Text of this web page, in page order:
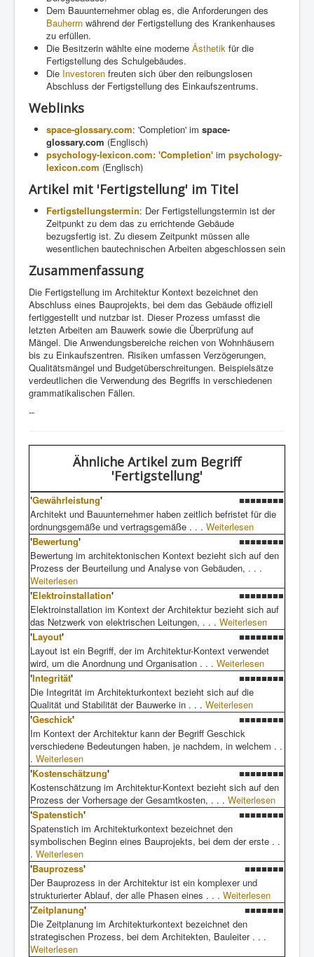
Dem Bauunternehmer oblag es, die Anforderungen des
Bauherrn während der Fertigstellung des Krankenhauses
zu erfüllen.
Die Besitzerin wählte eine moderne Ästhetik für die
Fertigstellung des Schulgebäudes.
Die Investoren freuten sich über den reibungslosen
Abschluss der Fertigstellung des Einkaufszentrums.
Weblinks
space-glossary.com: 'Completion' im space-
glossary.com (Englisch)
psychology-lexicon.com: 'Completion' im psychology-
lexicon.com (Englisch)
Artikel mit 'Fertigstellung' im Titel
Fertigstellungstermin: Der Fertigstellungstermin ist der
Zeitpunkt zu dem das zu errichtende Gebäude
bezugsfertig ist. Zu diesem Zeitpunkt müssen alle
wesentlichen bautechnischen Arbeiten abgeschlossen sein
Zusammenfassung
Die Fertigstellung im Architektur Kontext bezeichnet den
Abschluss eines Bauprojekts, bei dem das Gebäude offiziell
fertiggestellt und nutzbar ist. Dieser Prozess umfasst die
letzten Arbeiten am Bauwerk sowie die Überprüfung auf
Mängel. Die Anwendungsbereiche reichen von Wohnhäusern
bis zu Einkaufszentren. Risiken umfassen Verzögerungen,
Qualitätsmängel und Budgetüberschreitungen. Beispielsätze
verdeutlichen die Verwendung des Begriffs in verschiedenen
grammatikalischen Fällen.
--
Ähnliche Artikel zum Begriff
'Fertigstellung'
'Gewährleistung'
■■■■■■■■
Architekt und Bauunternehmer haben zeitlich befristet für die
ordnungsgemäße und vertragsgemäße . . . Weiterlesen
'Bewertung'
■■■■■■■■
Bewertung im architektonischen Kontext bezieht sich auf den
Prozess der Beurteilung und Analyse von Gebäuden, . . .
Weiterlesen
'Elektroinstallation'
■■■■■■■■
Elektroinstallation im Kontext der Architektur bezieht sich auf
das Netzwerk von elektrischen Leitungen, . . . Weiterlesen
'Layout'
■■■■■■■■
Layout ist ein Begriff, der im Architektur-Kontext verwendet
wird, um die Anordnung und Organisation . . . Weiterlesen
'Integrität'
■■■■■■■■
Die Integrität im Architekturkontext bezieht sich auf die
Qualität und Stabilität der Bauwerke in . . . Weiterlesen
'Geschick'
■■■■■■■■
Im Kontext der Architektur kann der Begriff Geschick
verschiedene Bedeutungen haben, je nachdem, in welchem . .
. Weiterlesen
'Kostenschätzung'
■■■■■■■■
Kostenschätzung im Architektur-Kontext bezieht sich auf den
Prozess der Vorhersage der Gesamtkosten, . . . Weiterlesen
'Spatenstich'
■■■■■■■■
Spatenstich im Architekturkontext bezeichnet den
symbolischen Beginn eines Bauprojekts, bei dem der erste . .
. Weiterlesen
'Bauprozess'
■■■■■■■
Der Bauprozess in der Architektur ist ein komplexer und
strukturierter Ablauf, der alle Phasen eines . . . Weiterlesen
'Zeitplanung'
■■■■■■■
Die Zeitplanung im Architekturkontext bezeichnet den
strategischen Prozess, bei dem Architekten, Bauleiter . . .
Weiterlesen